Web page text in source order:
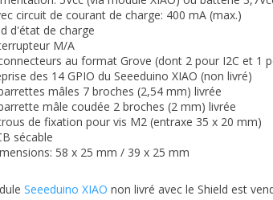
circuit de courant de charge: 400 mA (max.)
d'état de charge
M/A
au format Grove (dont 2 pour I2C et 1
des 14 GPIO du Seeeduino XIAO (non livré)
mâles 7 broches (2,54 mm) livrée
mâle coudée 2 broches (2 mm) livrée
de fixation pour vis M2 (entraxe 35 x 20 mm)
sécable
58 x 25 mm / 39 x 25 mm
Seeeduino XIAO non livré avec le Shield est